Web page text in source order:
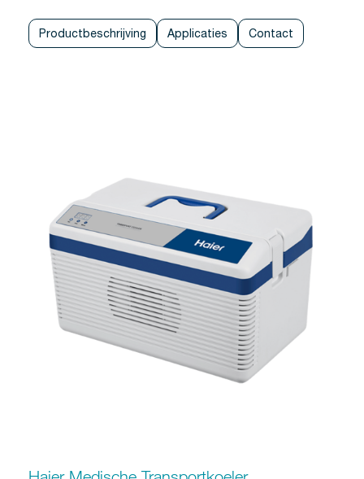
Productbeschrijving Applicaties Contact